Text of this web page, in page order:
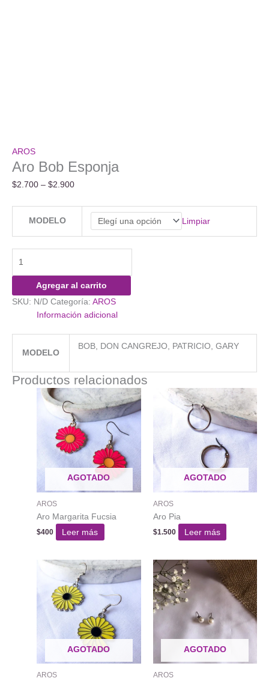
AROS
Aro Bob Esponja
$2.700 – $2.900Rango
precios:
$2.700
hasta
MODELO Limpiar
Bob
Esponja
cantidad
Agregar al carrito
SKU: N/D Categoría: AROS
Información adicional
MODELO
BOB, DON CANGREJO, PATRICIO, GARY
Productos relacionados
AGOTADO
AROS
Aro Margarita Fucsia
$400 Leer más
AGOTADO
AROS
Aro Pia
$1.500 Leer más
AGOTADO
AROS
AGOTADO
AROS